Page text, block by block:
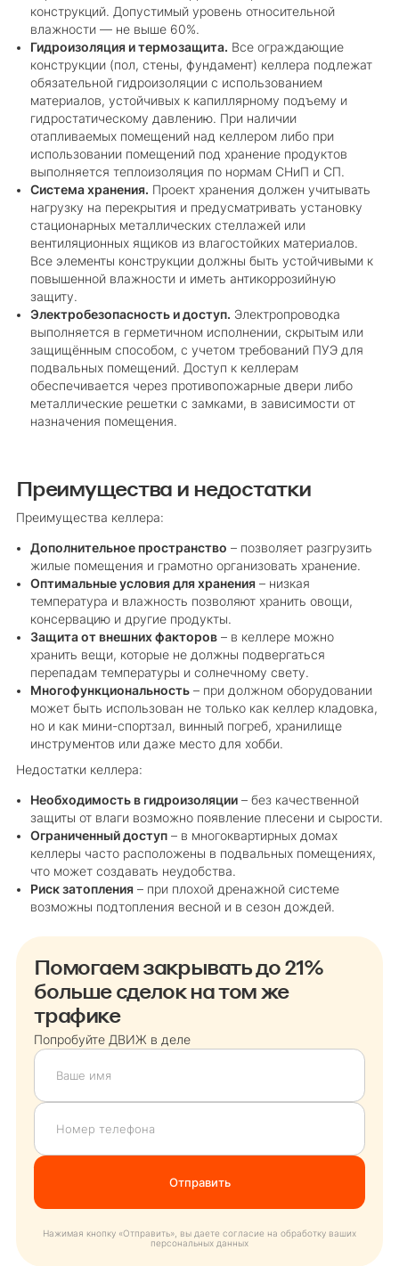
конструкций. Допустимый уровень относительной
влажности — не выше 60%.
Гидроизоляция и термозащита. Все ограждающие
конструкции (пол, стены, фундамент) келлера подлежат
обязательной гидроизоляции с использованием
материалов, устойчивых к капиллярному подъему и
гидростатическому давлению. При наличии
отапливаемых помещений над келлером либо при
использовании помещений под хранение продуктов
выполняется теплоизоляция по нормам СНиП и СП.
Система хранения. Проект хранения должен учитывать
нагрузку на перекрытия и предусматривать установку
стационарных металлических стеллажей или
вентиляционных ящиков из влагостойких материалов.
Все элементы конструкции должны быть устойчивыми к
повышенной влажности и иметь антикоррозийную
защиту.
Электробезопасность и доступ. Электропроводка
выполняется в герметичном исполнении, скрытым или
защищённым способом, с учетом требований ПУЭ для
подвальных помещений. Доступ к келлерам
обеспечивается через противопожарные двери либо
металлические решетки с замками, в зависимости от
назначения помещения.
Преимущества и недостатки
Преимущества келлера:
Дополнительное пространство – позволяет разгрузить
жилые помещения и грамотно организовать хранение.
Оптимальные условия для хранения– низкая
температура и влажность позволяют хранить овощи,
консервацию и другие продукты.
Защита от внешних факторов– в келлере можно
хранить вещи, которые не должны подвергаться
перепадам температуры и солнечному свету.
Многофункциональность– при должном оборудовании
может быть использован не только как келлер кладовка,
но и как мини-спортзал, винный погреб, хранилище
инструментов или даже место для хобби.
Недостатки келлера:
Необходимость в гидроизоляции– без качественной
защиты от влаги возможно появление плесени и сырости.
Ограниченный доступ– в многоквартирных домах
келлеры часто расположены в подвальных помещениях,
что может создавать неудобства.
Риск затопления– при плохой дренажной системе
возможны подтопления весной и в сезон дождей.
Помогаем закрывать до 21%
больше сделок на том же
трафике
Попробуйте ДВИЖ в деле
Нажимая кнопку «Отправить», вы даете согласие на обработку ваших
персональных данных